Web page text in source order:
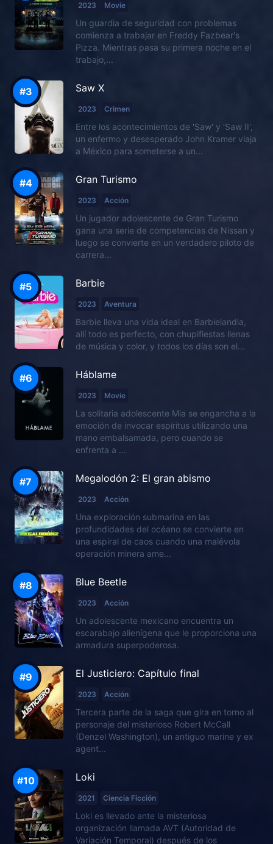
2023 Movie
Un guardia de seguridad con problemas
comienza a trabajar en Freddy Fazbear's
Pizza. Mientras pasa su primera noche en el
trabajo,...
Saw X
2023 Crimen
Entre los acontecimientos de 'Saw' y 'Saw II',
un enfermo y desesperado John Kramer viaja
a México para someterse a un...
Gran Turismo
2023 Acción
Un jugador adolescente de Gran Turismo
gana una serie de competencias de Nissan y
luego se convierte en un verdadero piloto de
carrera...
Barbie
2023 Aventura
Barbie lleva una vida ideal en Barbielandia,
allí todo es perfecto, con chupifiestas llenas
de música y color, y todos los días son el...
Háblame
2023 Movie
La solitaria adolescente Mia se engancha a la
emoción de invocar espíritus utilizando una
mano embalsamada, pero cuando se
enfrenta a ...
Megalodón 2: El gran abismo
2023 Acción
Una exploración submarina en las
profundidades del océano se convierte en
una espiral de caos cuando una malévola
operación minera ame...
Blue Beetle
2023 Acción
Un adolescente mexicano encuentra un
escarabajo alienígena que le proporciona una
armadura superpoderosa.
El Justiciero: Capítulo final
2023 Acción
Tercera parte de la saga que gira en torno al
personaje del misterioso Robert McCall
(Denzel Washington), un antiguo marine y ex
agent...
Loki
2021 Ciencia Ficción
Loki es llevado ante la misteriosa
organización llamada AVT (Autoridad de
Variación Temporal) después de los